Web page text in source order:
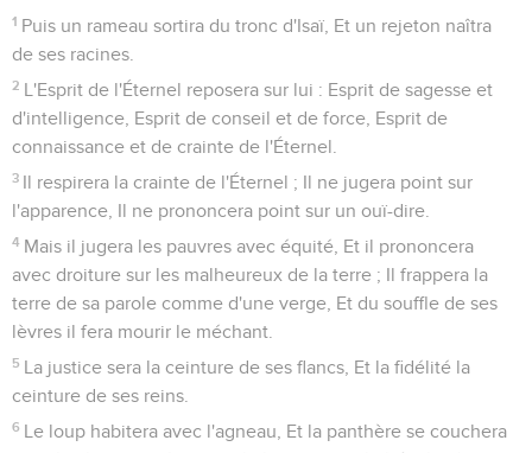
1 Malheur à ceux qui prononcent des ordonnances iniques,
Et à ceux qui transcrivent des arrêts injustes,
2 Pour refuser justice aux pauvres, Et ravir leur droit aux
malheureux de mon peuple, Pour faire des veuves leur proie,
Et des orphelins leur butin !
3 Que ferez-vous au jour du châtiment, Et de la ruine qui du
lointain fondra sur vous ? Vers qui fuirez-vous, pour avoir du
secours, Et où laisserez-vous votre gloire ?
4 Les uns seront courbés parmi les captifs, Les autres
tomberont parmi les morts. Malgré tout cela, sa colère ne
s'apaise point, Et sa main est encore étendue.
L'Assyrie a dépassé les bornes
5 Malheur à l'Assyrien, verge de ma colère ! La verge dans sa